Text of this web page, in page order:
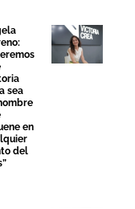
sea
en
del